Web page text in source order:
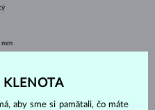
mm
aby sme si pamätali, čo máte